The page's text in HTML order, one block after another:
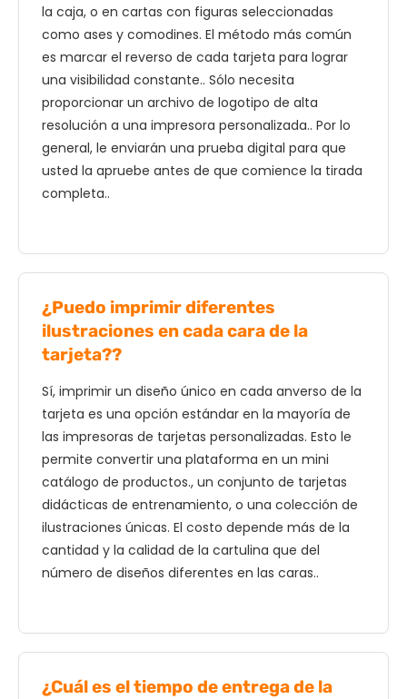
la caja, o en cartas con figuras seleccionadas
como ases y comodines. El método más común
es marcar el reverso de cada tarjeta para lograr
una visibilidad constante.. Sólo necesita
proporcionar un archivo de logotipo de alta
resolución a una impresora personalizada.. Por lo
general, le enviarán una prueba digital para que
usted la apruebe antes de que comience la tirada
completa..
¿Puedo imprimir diferentes
ilustraciones en cada cara de la
tarjeta??
Sí, imprimir un diseño único en cada anverso de la
tarjeta es una opción estándar en la mayoría de
las impresoras de tarjetas personalizadas. Esto le
permite convertir una plataforma en un mini
catálogo de productos., un conjunto de tarjetas
didácticas de entrenamiento, o una colección de
ilustraciones únicas. El costo depende más de la
cantidad y la calidad de la cartulina que del
número de diseños diferentes en las caras..
¿Cuál es el tiempo de entrega de la